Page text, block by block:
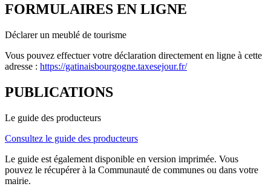
FORMULAIRES EN LIGNE
Déclarer un meublé de tourisme
Vous pouvez effectuer votre déclaration directement en ligne à cette
adresse : https://gatinaisbourgogne.taxesejour.fr/
PUBLICATIONS
Le guide des producteurs
Consultez le guide des producteurs
Le guide est également disponible en version imprimée. Vous
pouvez le récupérer à la Communauté de communes ou dans votre
mairie.